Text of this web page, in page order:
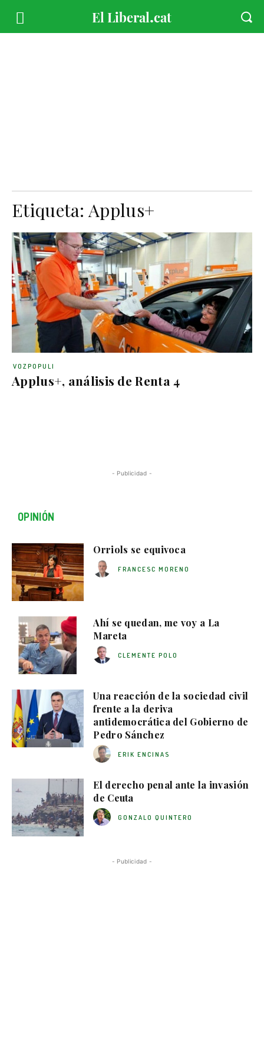
Etiqueta:Applus+
Applus+, análisis de Renta 4
VOZPOPULI
- Publicidad -
OPINIÓN
Orriols se equivoca
FRANCESC MORENO
Ahí se quedan, me voy a La
Mareta
CLEMENTE POLO
Una reacción de la sociedad civil
frente a la deriva
antidemocrática del Gobierno de
Pedro Sánchez
ERIK ENCINAS
El derecho penal ante la invasión
de Ceuta
GONZALO QUINTERO
- Publicidad -